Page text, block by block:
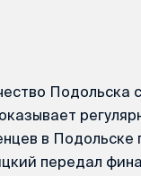
в Подольске
передал